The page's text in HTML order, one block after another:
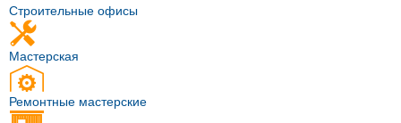
Строительные офисы
Мастерская
Ремонтные мастерские